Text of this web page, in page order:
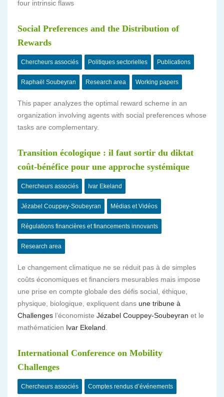
four intrinsic flaws
Social Preferences and the Distribution of
Rewards
Chercheurs associés Politiques sectorielles Publications
Raphaël Soubeyran Research area Working papers
This paper analyzes the optimal reward scheme in an
organization involving agents with social preferences whose
tasks are complementary.
Transition écologique : il faut sortir du diktat
coût-bénéfice pour une approche systémique
Chercheurs associés Ivar Ekeland
Jézabel Couppey-Soubeyran Médias et Vidéos
Régulations financières et financements innovants
Research area
Le changement climatique ne se réduit pas à de simples
coûts économiques et financiers mesurables mais impose
une prise en compte globale des défis social, éthique,
physique, biologique, expliquent dans une tribune à
Challenges l’économiste Jézabel Couppey-Soubeyran et le
mathématicien Ivar Ekeland
International Conference on Mobility
Challenges
Chercheurs associés Comptes rendus d’événements